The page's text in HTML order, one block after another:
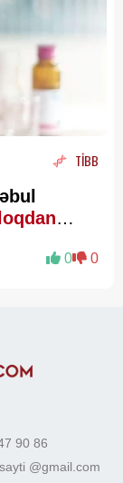
TİBB
0 0
90 86
@gmail.com